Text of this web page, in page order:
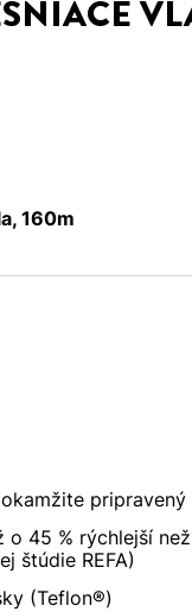
160m
o 45 % rýchlejší
štúdie REFA)
(Teflon®)